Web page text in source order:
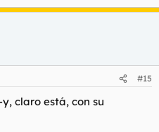
#15
claro está, con su